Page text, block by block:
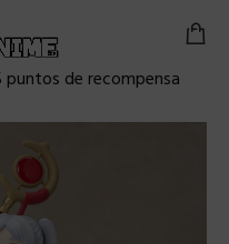
de recompensa